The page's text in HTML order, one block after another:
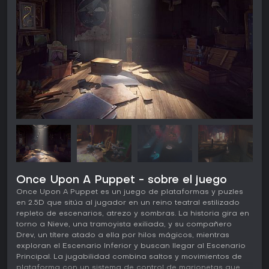
Once Upon A Puppet - sobre el juego
Once Upon A Puppet es un juego de plataformas y puzles
en 2.5D que sitúa al jugador en un reino teatral estilizado
repleto de escenarios, atrezo y sombras. La historia gira en
torno a Nieve, una tramoyista exiliada, y su compañero
Drev, un títere atado a ella por hilos mágicos, mientras
exploran el Escenario Inferior y buscan llegar al Escenario
Principal. La jugabilidad combina saltos y movimientos de